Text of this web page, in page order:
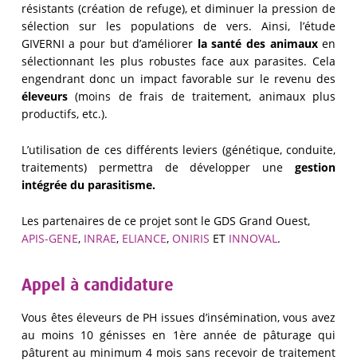
résistants (création de refuge), et diminuer la pression de
sélection sur les populations de vers. Ainsi, l’étude
GIVERNI a pour but d’améliorer la santé des animauxen
sélectionnant les plus robustes face aux parasites. Cela
engendrant donc un impact favorable sur le revenu des
éleveurs(moins de frais de traitement, animaux plus
productifs, etc.).
L’utilisation de ces différents leviers (génétique, conduite,
traitements) permettra de développer unegestion
intégrée du parasitisme.
Les partenaires de ce projet sont le GDS Grand Ouest,
APIS-GENE,INRAE, ELIANCE, ONIRIS ET INNOVAL .
Appel à candidature
Vous êtes éleveurs de PH issues d’insémination, vous avez
au moins 10 génisses en 1ère année de pâturage qui
pâturent au minimum 4 mois sans recevoir de traitement